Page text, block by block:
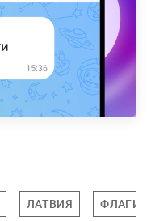
ЛАТВИЯ ФЛАГИ